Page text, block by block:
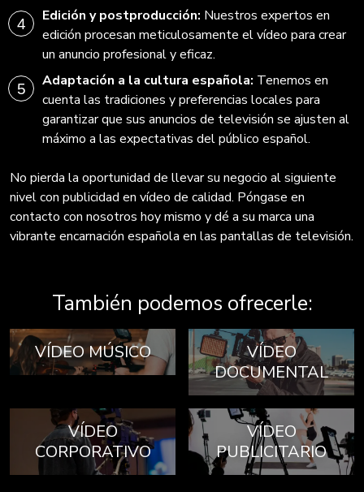
Edición y postproducción: Nuestros expertos en
edición procesan meticulosamente el vídeo para crear
un anuncio profesional y eficaz.
Adaptación a la cultura española: Tenemos en
cuenta las tradiciones y preferencias locales para
garantizar que sus anuncios de televisión se ajusten al
máximo a las expectativas del público español.
No pierda la oportunidad de llevar su negocio al siguiente
nivel con publicidad en vídeo de calidad. Póngase en
contacto con nosotros hoy mismo y dé a su marca una
vibrante encarnación española en las pantallas de televisión.
También podemos ofrecerle:
VÍDEO MÚSICO
VÍDEO
DOCUMENTAL
VÍDEO
CORPORATIVO
VÍDEO
PUBLICITARIO